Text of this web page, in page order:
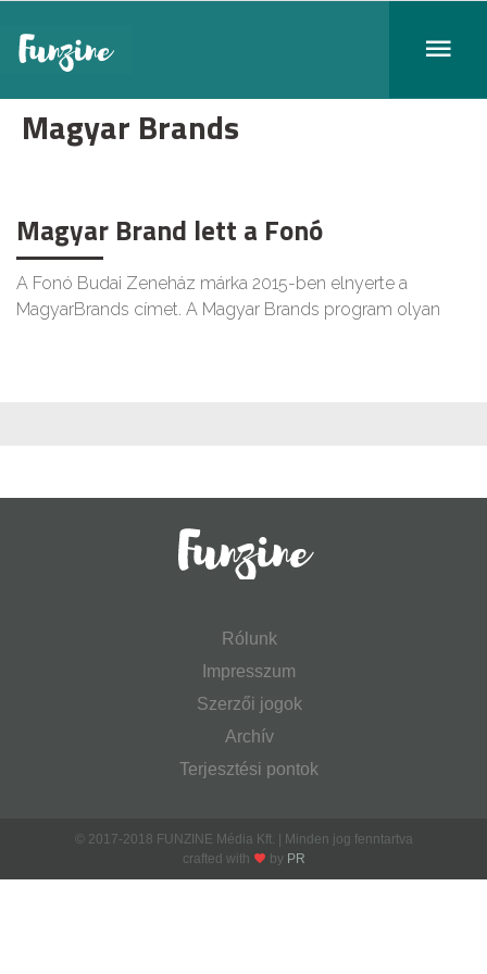
Magyar Brands
Magyar Brand lett a Fonó
A Fonó Budai Zeneház márka 2015-ben elnyerte a
MagyarBrands címet. A Magyar Brands program olyan
Rólunk
Impresszum
Szerzői jogok
Archív
Terjesztési pontok
© 2017-2018 FUNZINE Média Kft. | Minden jog fenntartva
crafted with
by PR